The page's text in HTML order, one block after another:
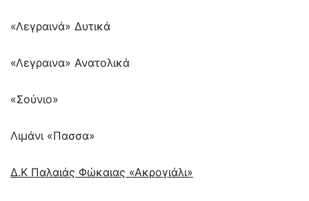
«Λεγραινά» Δυτικά
«Λεγραινα» Ανατολικά
«Σούνιο»
Λιμάνι «Πασσα»
Δ.Κ Παλαιάς Φώκαιας «Ακρογιάλι»